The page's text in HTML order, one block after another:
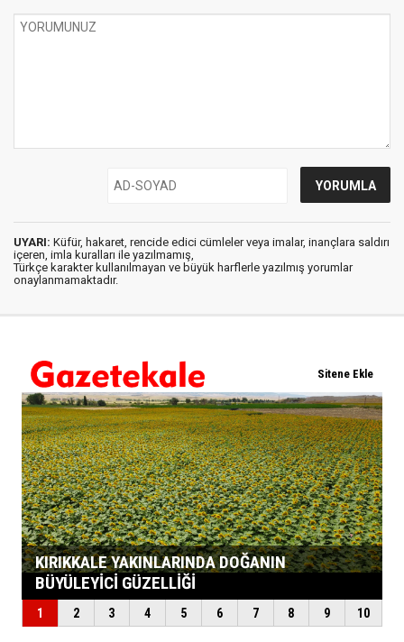
UYARI: Küfür, hakaret, rencide edici cümleler veya imalar, inançlara saldırı
içeren, imla kuralları ile yazılmamış,
Türkçe karakter kullanılmayan ve büyük harflerle yazılmış yorumlar
onaylanmamaktadır.